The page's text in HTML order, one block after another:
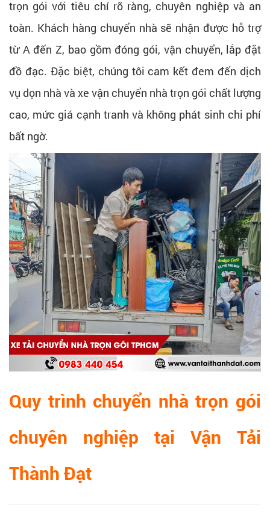
trọn gói với tiêu chí rõ ràng, chuyên nghiệp và an
toàn. Khách hàng chuyển nhà sẽ nhận được hỗ trợ
từ A đến Z, bao gồm đóng gói, vận chuyển, lắp đặt
đồ đạc. Đặc biệt, chúng tôi cam kết đem đến dịch
vụ dọn nhà và xe vận chuyển nhà trọn gói chất lượng
cao, mức giá cạnh tranh và không phát sinh chi phí
bất ngờ.
Quy trình chuyển nhà trọn gói
chuyên nghiệp tại Vận Tải
Thành Đạt